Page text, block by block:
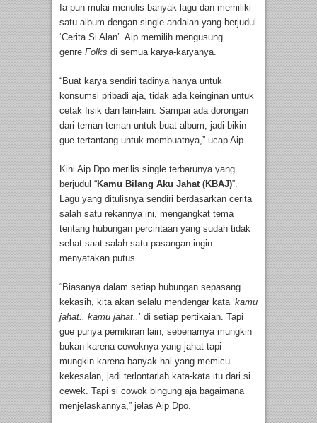
Ia pun mulai menulis banyak lagu dan memiliki
satu album dengan single andalan yang berjudul
‘Cerita Si Alan’. Aip memilih mengusung
genre Folks di semua karya-karyanya.
“Buat karya sendiri tadinya hanya untuk
konsumsi pribadi aja, tidak ada keinginan untuk
cetak fisik dan lain-lain. Sampai ada dorongan
dari teman-teman untuk buat album, jadi bikin
gue tertantang untuk membuatnya,” ucap Aip.
Kini Aip Dpo merilis single terbarunya yang
berjudul “Kamu Bilang Aku Jahat (KBAJ)”.
Lagu yang ditulisnya sendiri berdasarkan cerita
salah satu rekannya ini, mengangkat tema
tentang hubungan percintaan yang sudah tidak
sehat saat salah satu pasangan ingin
menyatakan putus.
“Biasanya dalam setiap hubungan sepasang
kekasih, kita akan selalu mendengar kata ‘kamu
jahat.. kamu jahat.. ’ di setiap pertikaian. Tapi
gue punya pemikiran lain, sebenarnya mungkin
bukan karena cowoknya yang jahat tapi
mungkin karena banyak hal yang memicu
kekesalan, jadi terlontarlah kata-kata itu dari si
cewek. Tapi si cowok bingung aja bagaimana
menjelaskannya,” jelas Aip Dpo.